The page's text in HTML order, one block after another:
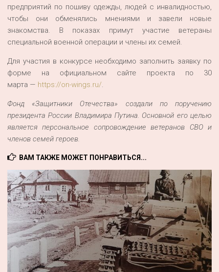
предприятий по пошиву одежды, людей с инвалидностью,
чтобы они обменялись мнениями и завели новые
знакомства. В показах примут участие ветераны
специальной военной операции и члены их семей.
Для участия в конкурсе необходимо заполнить заявку по
форме на официальном сайте проекта по 30
марта — https://on-wings.ru/.
Фонд «Защитники Отечества» создали по поручению
президента России Владимира Путина. Основной его целью
является персональное сопровождение ветеранов СВО и
членов семей героев.
ВАМ ТАКЖЕ МОЖЕТ ПОНРАВИТЬСЯ...